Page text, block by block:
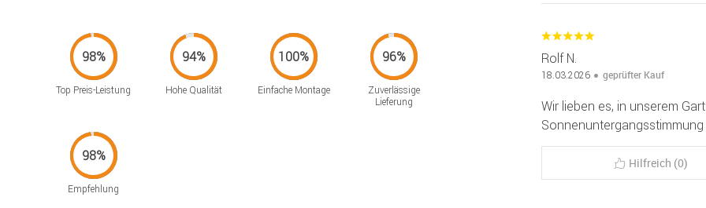
Top Preis-Leistung Hohe Qualität Einfache Montage
Zuverlässige
Lieferung
Empfehlung
Rolf N.
18.03.2026 geprüfter Kauf
Wir lieben es, in unserem
Hilfreich (0)